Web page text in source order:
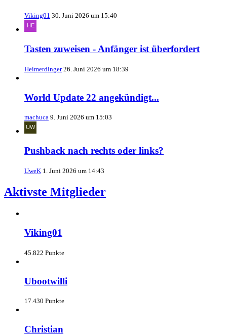
Viking01 30. Juni 2026 um 15:40
Tasten zuweisen - Anfänger ist überfordert
Heimerdinger 26. Juni 2026 um 18:39
World Update 22 angekündigt...
machuca 9. Juni 2026 um 15:03
Pushback nach rechts oder links?
UweK 1. Juni 2026 um 14:43
Aktivste Mitglieder
Viking01
45.822 Punkte
Ubootwilli
17.430 Punkte
Christian